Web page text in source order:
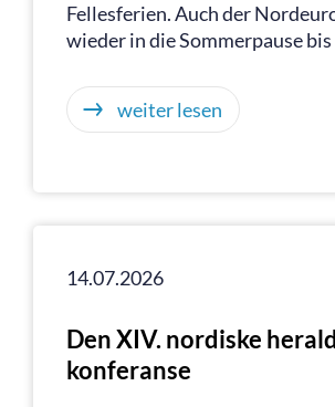
Fellesferien. Auch der
wieder in die Sommerpause
weiter lesen
14.07.2026
Den XIV. nordiske
konferanse